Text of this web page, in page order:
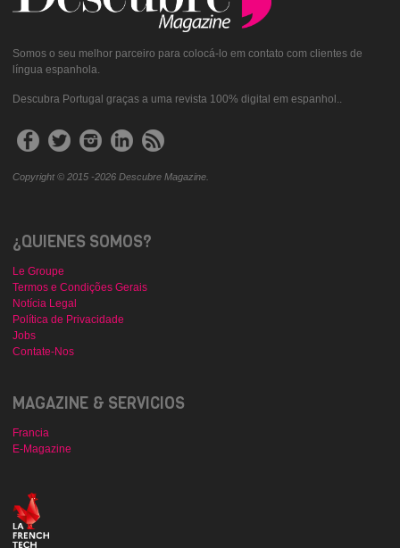
Somos o seu melhor parceiro para colocá-lo em contato com clientes de
língua espanhola.
Descubra Portugal graças a uma revista 100% digital em espanhol..
Copyright © 2015 -2026 Descubre Magazine.
¿QUIENES SOMOS?
Le Groupe
Termos e Condições Gerais
Notícia Legal
Política de Privacidade
Jobs
Contate-Nos
MAGAZINE & SERVICIOS
Francia
E-Magazine